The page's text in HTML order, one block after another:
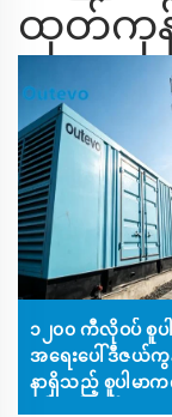
ထုတ်ကုန်
၁၂၀၀ ကီလိုဝပ် စူ
အရေးပေါ်ဒီဇယ်ကွ
နာရှိသည့် စူပါမာ